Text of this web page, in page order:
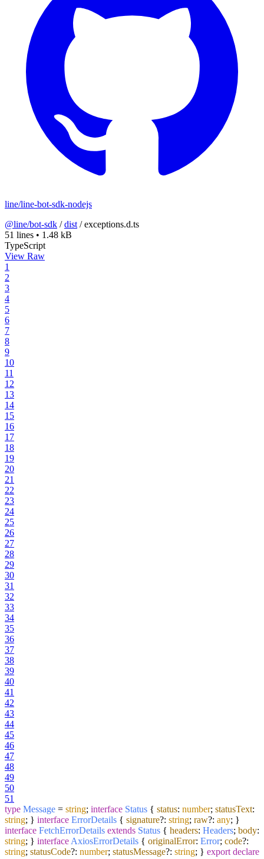
line/line-bot-sdk-nodejs
@line/bot-sdk /dist /exceptions.d.ts
51 lines • 1.48 kB
TypeScript
View Raw
1
2
3
4
5
6
7
8
9
10
11
12
13
14
15
16
17
18
19
20
21
22
23
24
25
26
27
28
29
30
31
32
33
34
35
36
37
38
39
40
41
42
43
44
45
46
47
48
49
50
51
type Message = string; interface Status { status: number; statusText:
string; } interface ErrorDetails { signature?: string; raw?: any; }
interface FetchErrorDetails extends Status { headers: Headers; body:
string; } interface AxiosErrorDetails { originalError: Error; code?:
string; statusCode?: number; statusMessage?: string; } export declare